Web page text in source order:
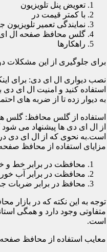
تعویض پنل تلویزیون
با کمتر قیمت در
نمایندگی تعمیر تلویزیون
گلس محافظ صفحه ال
راهکارها
برای جلوگیری از این مشکلات
نصب دیواری ال ای دی: برای
استفاده کنید و امنیت ال ای
به دیوار زده تا از ضربه های
استفاده از گلس محافظ: گلس
از ال ای دی ها پیشنهاد می
است.به نحوی که از ال ای دی
مزایای استفاده از محافظ صفحه
محافظت در برابر خط
محافظت در برابر آب
محافظ در برابر ضربات
توجه به این نکته که در بازار
متفاوتی وجود دارد و همگی
است.
معایب استفاده از محافظ صفحه